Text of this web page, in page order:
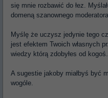
się mnie rozbawić do łez.
domeną szanownego
Myślę że uczysz jedynie tego
jest efektem Twoich własnych
wiedzy którą zdobyłes od kogoś.
A sugestie jakoby miałbyś być
wogóle.